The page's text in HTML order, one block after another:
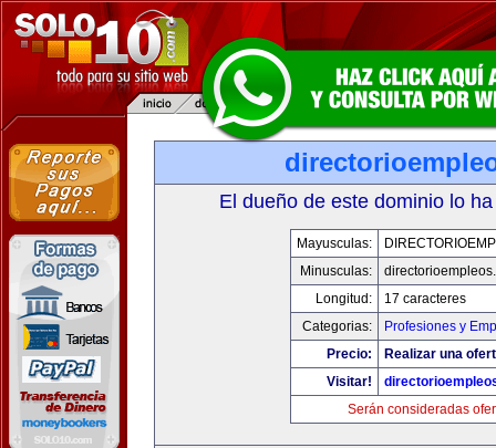
El dueño de este dominio lo
Mayusculas:
Minusculas:
Longitud:
17 caracteres
Categorias:
Profesiones y
Precio:
Realizar una
Visitar!
Serán consideradas